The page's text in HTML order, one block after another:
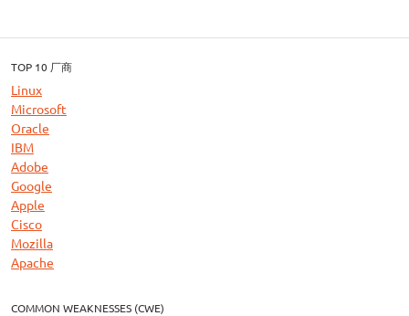
TOP 10 厂商
Linux
Microsoft
Oracle
IBM
Adobe
Google
Apple
Cisco
Mozilla
Apache
COMMON WEAKNESSES (CWE)